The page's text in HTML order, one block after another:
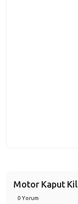
Motor Kaput
0 Yorum